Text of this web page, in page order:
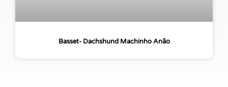
Basset- Dachshund Machinho Anão